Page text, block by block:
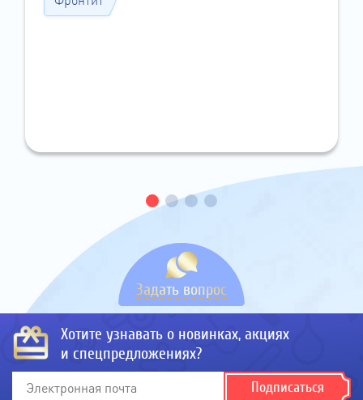
Задать вопрос
Хотите узнавать о новинках, акциях
и спецпредложениях?
Подписаться